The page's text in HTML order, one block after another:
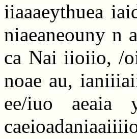
iiaaaeythuea
niaeaneouny n
ca Nai iioiio, /
noae au,
ee/iuo aeaia